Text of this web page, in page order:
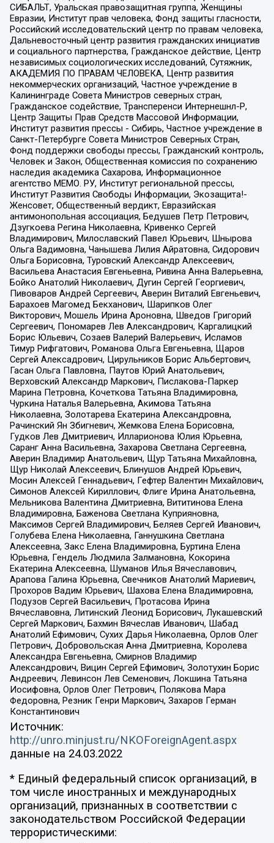
СИБАЛЬТ, Уральская правозащитная группа, Женщины
Евразии, Институт прав человека, Фонд защиты гласности,
Российский исследовательский центр по правам человека,
Дальневосточный центр развития гражданских инициатив
и социального партнерства, Гражданское действие, Центр
независимых социологических исследований, Сутяжник,
АКАДЕМИЯ ПО ПРАВАМ ЧЕЛОВЕКА, Центр развития
некоммерческих организаций, Частное учреждение в
Калининграде Совета Министров северных стран,
Гражданское содействие, Трансперенси Интернешнл-Р,
Центр Защиты Прав Средств Массовой Информации,
Институт развития прессы - Сибирь, Частное учреждение в
Санкт-Петербурге Совета Министров Северных Стран,
Фонд поддержки свободы прессы, Гражданский контроль,
Человек и Закон, Общественная комиссия по сохранению
наследия академика Сахарова, Информационное
агентство МЕМО. РУ, Институт региональной прессы,
Институт Развития Свободы Информации, Экозащита!-
Женсовет, Общественный вердикт, Евразийская
антимонопольная ассоциация, Бедушев Петр Петрович,
Дзугкоева Регина Николаевна, Кривенко Сергей
Владимирович, Милославский Павел Юрьевич, Шнырова
Ольга Вадимовна, Чанышева Лилия Айратовна, Сидорович
Ольга Борисовна, Туровский Александр Алексеевич,
Васильева Анастасия Евгеньевна, Ривина Анна Валерьевна,
Бойко Анатолий Николаевич, Дугин Сергей Георгиевич,
Пивоваров Андрей Сергеевич, Аверин Виталий Евгеньевич,
Барахоев Магомед Бекханович, Шарипков Олег
Викторович, Мошель Ирина Ароновна, Шведов Григорий
Сергеевич, Пономарев Лев Александрович, Каргалицкий
Борис Юльевич, Созаев Валерий Валерьевич, Исламов
Тимур Рифгатович, Романова Ольга Евгеньевна, Щаров
Сергей Алексадрович, Цирульников Борис Альбертович,
Гасан Ольга Павловна, Паутов Юрий Анатольевич,
Верховский Александр Маркович, Пислакова-Паркер
Марина Петровна, Кочеткова Татьяна Владимировна,
Чуркина Наталья Валерьевна, Акимова Татьяна
Николаевна, Золотарева Екатерина Александровна,
Рачинский Ян Збигневич, Жемкова Елена Борисовна,
Гудков Лев Дмитриевич, Илларионова Юлия Юрьевна,
Саранг Анна Васильевна, Захарова Светлана Сергеевна,
Аверин Владимир Анатольевич, Щур Татьяна Михайловна,
Щур Николай Алексеевич, Блинушов Андрей Юрьевич,
Мосин Алексей Геннадьевич, Гефтер Валентин Михайлович,
Симонов Алексей Кириллович, Флиге Ирина Анатольевна,
Мельникова Валентина Дмитриевна, Вититинова Елена
Владимировна, Баженова Светлана Куприяновна,
Максимов Сергей Владимирович, Беляев Сергей Иванович,
Голубева Елена Николаевна, Ганнушкина Светлана
Алексеевна, Закс Елена Владимировна, Буртина Елена
Юрьевна, Гендель Людмила Залмановна, Кокорина
Екатерина Алексеевна, Шуманов Илья Вячеславович,
Арапова Галина Юрьевна, Свечников Анатолий Мариевич,
Прохоров Вадим Юрьевич, Шахова Елена Владимировна,
Подузов Сергей Васильевич, Протасова Ирина
Вячеславовна, Литинский Леонид Борисович, Лукашевский
Сергей Маркович, Бахмин Вячеслав Иванович, Шабад
Анатолий Ефимович, Сухих Дарья Николаевна, Орлов Олег
Петрович, Добровольская Анна Дмитриевна, Королева
Александра Евгеньевна, Смирнов Владимир
Александрович, Вицин Сергей Ефимович, Золотухин Борис
Андреевич, Левинсон Лев Семенович, Локшина Татьяна
Иосифовна, Орлов Олег Петрович, Полякова Мара
Федоровна, Резник Генри Маркович, Захаров Герман
Константинович
Источник:
http://unro.minjust.ru/NKOForeignAgent.aspx
данные на 24.03.2022
* Единый федеральный список организаций, в
том числе иностранных и международных
организаций, признанных в соответствии с
законодательством Российской Федерации
террористическими: